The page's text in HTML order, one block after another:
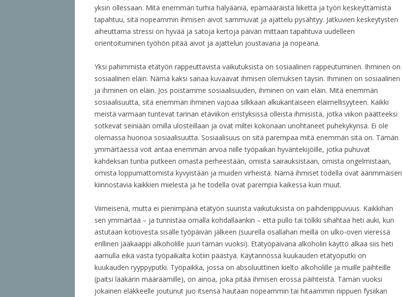
yksin ollessaan. Mitä enemmän turhia hälyääniä, epämääräistä liikettä ja työn keskeyttämistä
tapahtuu, sitä nopeammin ihmisen aivot sammuvat ja ajattelu pysähtyy. Jatkuvien keskeytysten
aiheuttama stressi on hyvää ja satoja kertoja päivän mittaan tapahtuva uudelleen
orientoituminen työhön pitää aivot ja ajattelun joustavana ja nopeana.
Yksi pahimmista etätyön rappeuttavista vaikutuksista on sosiaalinen rappeutuminen. Ihminen on
sosiaalinen eläin. Nämä kaksi sanaa kuvaavat ihmisen olemuksen täysin. Ihminen on sosiaalinen
ja ihminen on eläin. Jos poistamme sosiaalisuuden, ihminen on vain eläin. Mitä enemmän
sosiaalisuutta, sitä enemmän ihminen vajoaa silkkaan alkukantaiseen eläimellisyyteen. Kaikki
meistä varmaan tuntevat tarinan etäviikon eristyksissä olleista ihmisistä, jotka viikon päätteeksi
sotkevat seiniään omilla ulosteillaan ja ovat miltei kokonaan unohtaneet puhekykynsä. Ei ole
olemassa huonoa sosiaalisuutta. Sosiaalisuus on sitä parempaa mitä enemmän sitä on. Tämän
ymmärtäessä voit antaa enemmän arvoa niille työpaikan hyväntekijöille, jotka puhuvat
kahdeksan tuntia putkeen omasta perheestään, omista sairauksistaan, omista ongelmistaan,
omista loppumattomista kyvyistään ja muiden virheistä. Nämä ihmiset todella ovat äärimmäisen
kiinnostavia kaikkien mielestä ja he todella ovat parempia kaikessa kuin muut.
Viimeisenä, mutta ei pienimpänä etätyön suurista vaikutuksista on päihderiippuvuus. Kaikkihan
sen ymmärtää – ja tunnistaa omalla kohdallaankin – että pullo tai tölkki sihahtaa heti auki, kun
astutaan kotiovesta sisälle työpäivän jälkeen (suurella osallahan meillä on ulko-oven vieressä
erillinen jääkaappi alkoholille juuri tämän vuoksi). Etätyöpäivänä alkoholin käyttö alkaa siis heti
aamulla eikä vasta työpaikalta kotiin päästyä. Käytännössä kuukauden etätyöputki on
kuukauden ryyppyputki. Työpaikka, jossa on absoluuttinen kielto alkoholille ja muille päihteille
(paitsi lääkärin määräämille), on ainoa, joka pitää ihmisen erossa päihteistä. Tämän vuoksi
jokainen eläkkeelle joutunut juo itsensä hautaan nopeammin tai hitaammin riippuen fysiikan